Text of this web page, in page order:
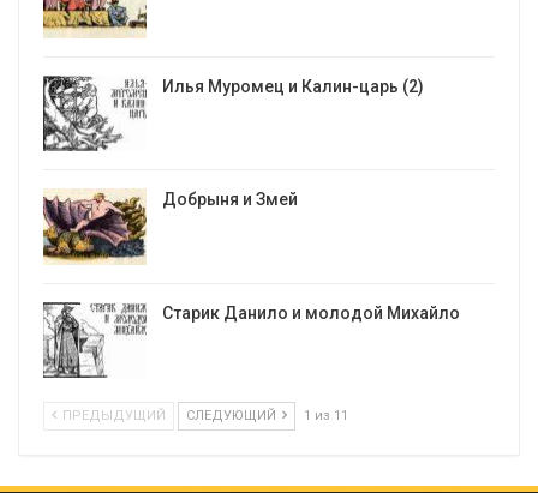
Илья Муромец и Калин-царь (2)
Добрыня и Змей
Старик Данило и молодой Михайло
ПРЕДЫДУЩИЙ СЛЕДУЮЩИЙ 1 из 11